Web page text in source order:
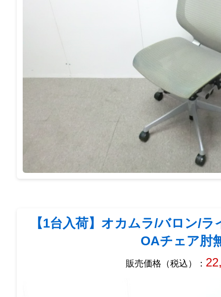
【1台入荷】オカムラ/バロン/
OAチェア肘
販売価格（税込）：